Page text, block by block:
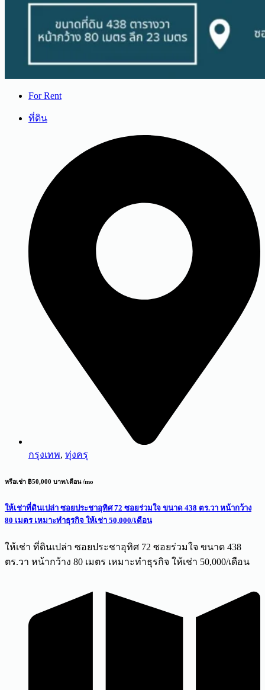
For Rent
ที่ดิน
กรุงเทพ, ทุ่งครุ
หรือเช่า ฿50,000 บาท/เดือน /mo
ให้เช่าที่ดินเปล่า ซอยประชาอุทิศ 72 ซอยร่วมใจ ขนาด 438 ตร.วา หน้ากว้าง
80 เมตร เหมาะทำธุรกิจ ให้เช่า 50,000/เดือน
ให้เช่า ที่ดินเปล่า ซอยประชาอุทิศ 72 ซอยร่วมใจ ขนาด 438
ตร.วา หน้ากว้าง 80 เมตร เหมาะทำธุรกิจ ให้เช่า 50,000/เดือน